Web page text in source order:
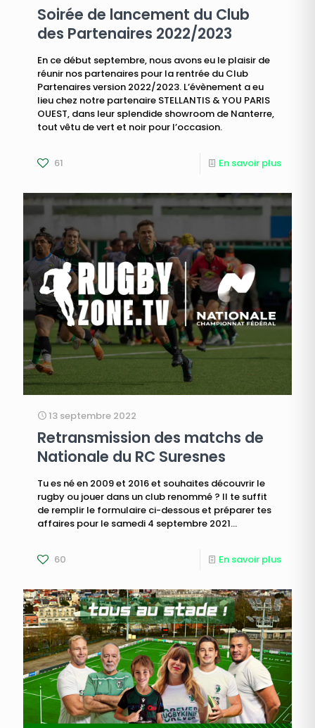
Soirée de lancement du Club
des Partenaires 2022/2023
En ce début septembre, nous avons eu le plaisir de
réunir nos partenaires pour la rentrée du Club
Partenaires version 2022/2023. L’évènement a eu
lieu chez notre partenaire STELLANTIS & YOU PARIS
OUEST, dans leur splendide showroom de Nanterre,
tout vêtu de vert et noir pour l’occasion.
61 En savoir plus
13 septembre 2022
Retransmission des matchs de
Nationale du RC Suresnes
Tu es né en 2009 et 2016 et souhaites découvrir le
rugby ou jouer dans un club renommé ? Il te suffit
de remplir le formulaire ci-dessous et préparer tes
affaires pour le samedi 4 septembre 2021...
60 En savoir plus